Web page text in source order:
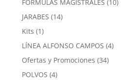
FORMULAS MAGISTRALES 1010
JARABES 1414
Kits 11
producto
LÍNEA ALFONSO CAMPOS 44
Ofertas y Promociones 3434
POLVOS 44